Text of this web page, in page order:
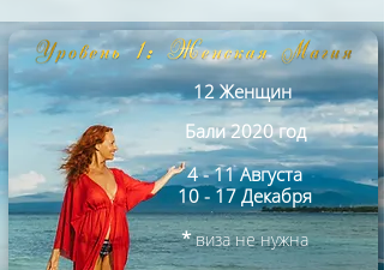
12Женщин
Бали 2020 год
4 - 11 Августа
10 - 17 Декабря
*визане нужна